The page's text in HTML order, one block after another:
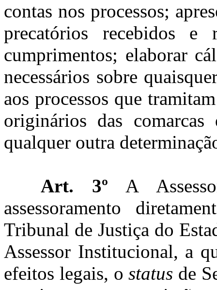
contas nos processos;
precatórios recebidos e
cumprimentos; elaborar
necessários sobre
aos processos que
originários das
qualquer outra
Art. 3º A
assessoramento
Tribunal de Justiça do
Assessor Institucional, a
efeitos legais, ostatus de